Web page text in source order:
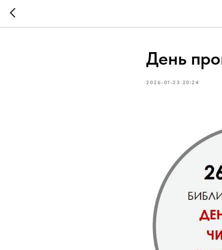
День
2026-01-23 20:24